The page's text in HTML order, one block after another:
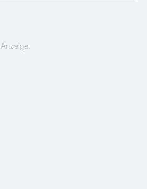
Anzeige: